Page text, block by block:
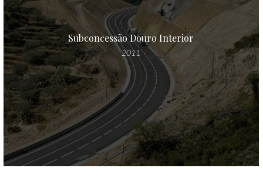
Subconcessão Douro Interior
2011